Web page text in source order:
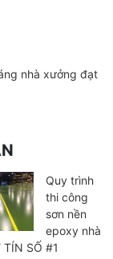
nhà xưởng đạt
Quy trình
thi công
sơn nền
epoxy nhà
SỐ #1